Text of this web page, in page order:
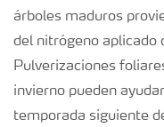
árboles maduros
del nitrógeno aplicado
Pulverizaciones
invierno pueden
temporada siguiente